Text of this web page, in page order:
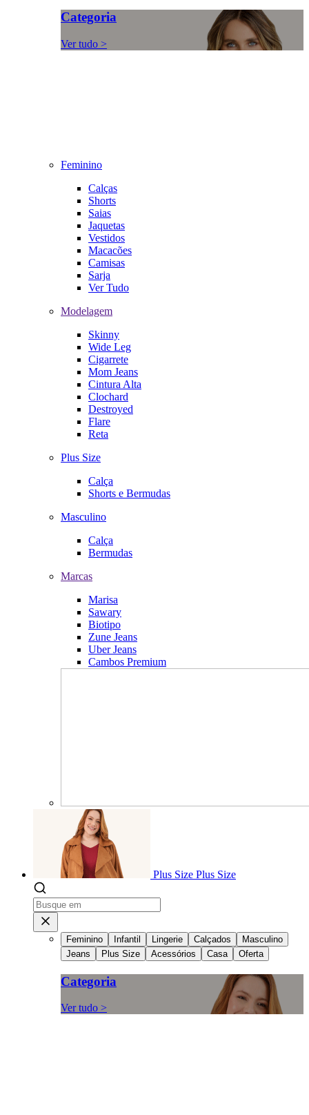
Categoria
Ver tudo >
Feminino
Calças
Shorts
Saias
Jaquetas
Vestidos
Macacões
Camisas
Sarja
Ver Tudo
Modelagem
Skinny
Wide Leg
Cigarrete
Mom Jeans
Cintura Alta
Clochard
Destroyed
Flare
Reta
Plus Size
Calça
Shorts e Bermudas
Masculino
Calça
Bermudas
Marcas
Marisa
Sawary
Biotipo
Zune Jeans
Uber Jeans
Cambos Premium
Plus Size Plus Size
Feminino Infantil Lingerie Calçados
Masculino
Jeans
Plus Size Acessórios Casa Oferta
Categoria
Ver tudo >